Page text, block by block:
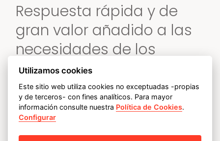
Respuesta rápida y de
gran valor añadido a las
necesidades de los
clientes en cualquier
lugar del mundo.
Contamos con una amplia gama de servicios a
Utilizamos cookies
Este sitio web utiliza cookies no exceptuadas -propias
y de terceros- con fines analíticos. Para mayor
información consulte nuestra Política de Cookies.
Configurar